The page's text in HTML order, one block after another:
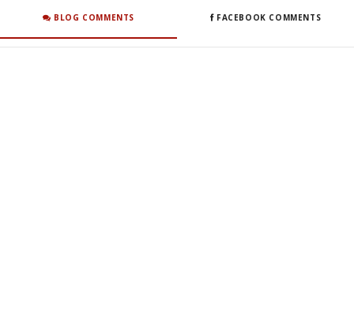
BLOG COMMENTS FACEBOOK COMMENTS